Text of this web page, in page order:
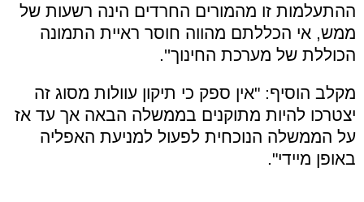
ההתעלמות זו מהמורים החרדים הינה רשעות של
ממש, אי הכללתם מהווה חוסר ראיית התמונה
הכוללת של מערכת החינוך''.
מקלב הוסיף: "אין ספק כי תיקון עוולות מסוג זה
יצטרכו להיות מתוקנים בממשלה הבאה אך עד אז
על הממשלה הנוכחית לפעול למניעת האפליה
באופן מיידי".